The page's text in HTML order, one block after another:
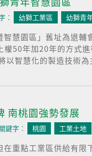
︰ 幼獅工業區 幼獅青
慧園區」舊址為退
50年加20年的方式
以智慧化的製造技術
南桃園強勢發展
鍵字︰ 桃園 工業土地
重點工業區供給有